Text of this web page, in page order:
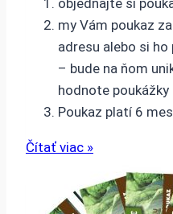
objednajte si
my Vám poukaz
adresu alebo si
– bude na ňom
hodnote poukážky
Poukaz platí 6
Čítať viac »